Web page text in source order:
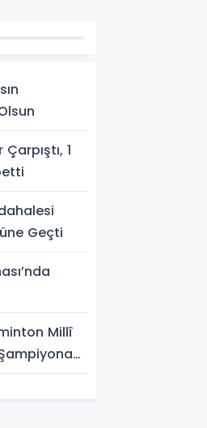
1
Geçti
Millî